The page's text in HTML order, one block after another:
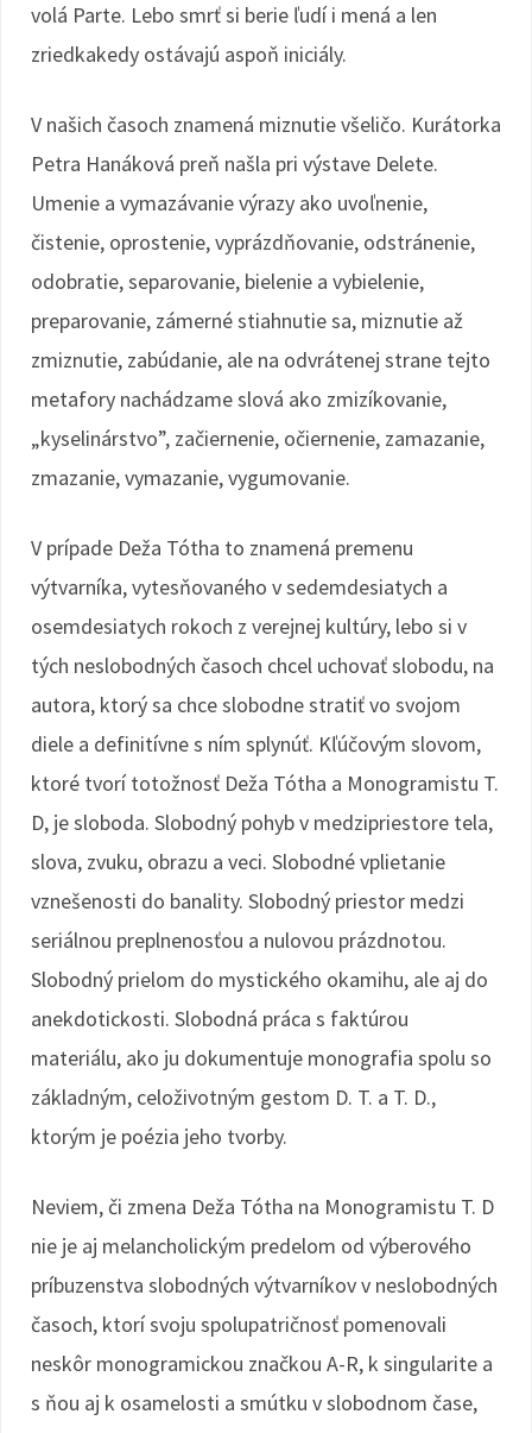
volá Parte. Lebo smrť si berie ľudí i mená a len
zriedkakedy ostávajú aspoň iniciály.
V našich časoch znamená miznutie všeličo. Kurátorka
Petra Hanáková preň našla pri výstave Delete.
Umenie a vymazávanie výrazy ako uvoľnenie,
čistenie, oprostenie, vyprázdňovanie, odstránenie,
odobratie, separovanie, bielenie a vybielenie,
preparovanie, zámerné stiahnutie sa, miznutie až
zmiznutie, zabúdanie, ale na odvrátenej strane tejto
metafory nachádzame slová ako zmizíkovanie,
„kyselinárstvo”, začiernenie, očiernenie, zamazanie,
zmazanie, vymazanie, vygumovanie.
V prípade Deža Tótha to znamená premenu
výtvarníka, vytesňovaného v sedemdesiatych a
osemdesiatych rokoch z verejnej kultúry, lebo si v
tých neslobodných časoch chcel uchovať slobodu, na
autora, ktorý sa chce slobodne stratiť vo svojom
diele a definitívne s ním splynúť. Kľúčovým slovom,
ktoré tvorí totožnosť Deža Tótha a Monogramistu T.
D, je sloboda. Slobodný pohyb v medzipriestore tela,
slova, zvuku, obrazu a veci. Slobodné vplietanie
vznešenosti do banality. Slobodný priestor medzi
seriálnou preplnenosťou a nulovou prázdnotou.
Slobodný prielom do mystického okamihu, ale aj do
anekdotickosti. Slobodná práca s faktúrou
materiálu, ako ju dokumentuje monografia spolu so
základným, celoživotným gestom D. T. a T. D.,
ktorým je poézia jeho tvorby.
Neviem, či zmena Deža Tótha na Monogramistu T. D
nie je aj melancholickým predelom od výberového
príbuzenstva slobodných výtvarníkov v neslobodných
časoch, ktorí svoju spolupatričnosť pomenovali
neskôr monogramickou značkou A-R, k singularite a
s ňou aj k osamelosti a smútku v slobodnom čase,